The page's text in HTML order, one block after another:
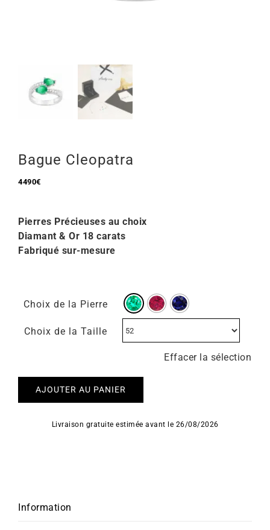
Bague Cleopatra
4490€
Pierres Précieuses au choix
Diamant & Or 18 carats
Fabriqué sur-mesure
Choix de la Pierre
Choix de la Taille
Effacer la sélection
AJOUTER AU PANIER
Livraison gratuite estimée avant le 26/08/2026
Information